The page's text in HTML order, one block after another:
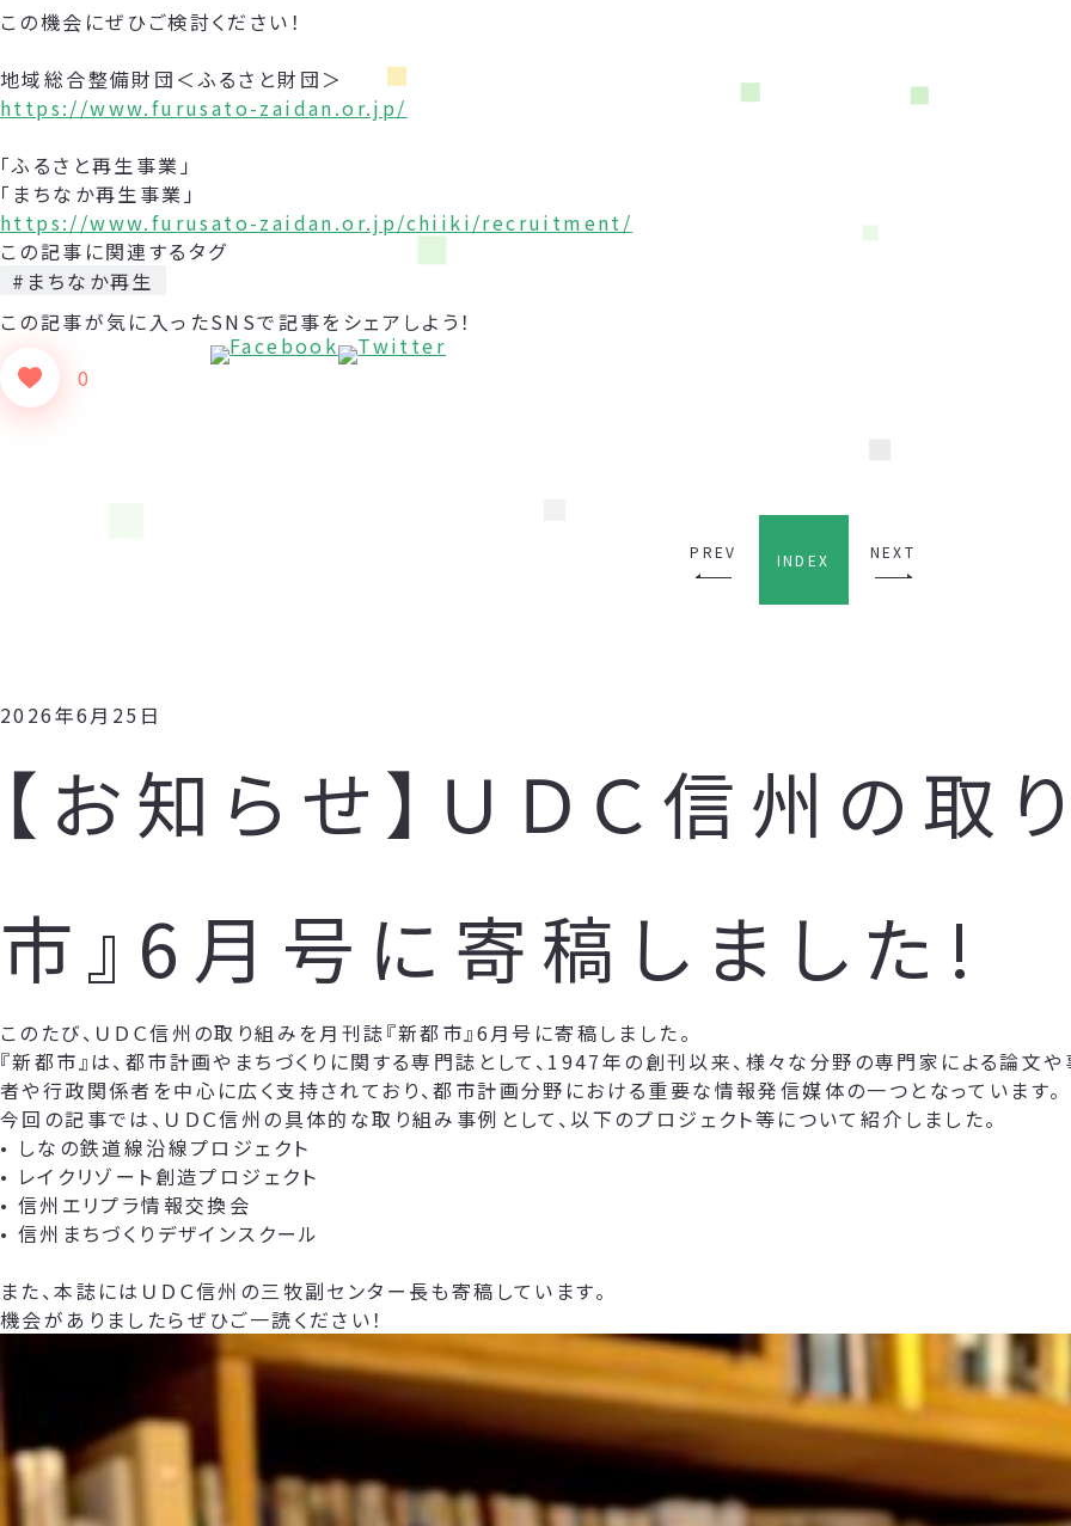
この機会にぜひご検討ください！
地域総合整備財団＜ふるさと財団＞
https://www.furusato-zaidan.or.jp/
「ふるさと再生事業」
「まちなか再生事業」
https://www.furusato-zaidan.or.jp/chiiki/recruitment/
この記事に関連するタグ
#まちなか再生
この記事が気に入った
0
SNSで記事をシェアしよう！
PREV INDEX NEXT
2026年6月25日
【お知らせ】ＵＤＣ信州の取
市』6月号に寄稿しました!
このたび、ＵＤＣ信州の取り組みを月刊誌『新都市』6月号に寄稿しました。
『新都市』は、都市計画やまちづくりに関する専門誌として、1947年の創刊以来、様々な分野の専門家による論
者や行政関係者を中心に広く支持されており、都市計画分野における重要な情報発信媒体の一つとなっています。
今回の記事では、ＵＤＣ信州の具体的な取り組み事例として、以下のプロジェクト等について紹介しました。
• しなの鉄道線沿線プロジェクト
• レイクリゾート創造プロジェクト
• 信州エリプラ情報交換会
• 信州まちづくりデザインスクール
また、本誌にはＵＤＣ信州の三牧副センター長も寄稿しています。
機会がありましたらぜひご一読ください！